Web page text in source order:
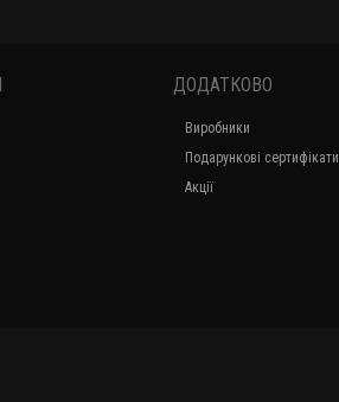
ДОДАТКОВО
Виробники
Подарункові сертифікати
Акції